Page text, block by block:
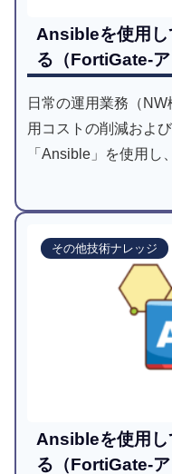
Ansibleを使用し
る（FortiGate-
日常の運用業務（
用コストの削減およ
「Ansible」を使用し
その他技術ナレッジ
Ansibleを使用し
る（FortiGate-